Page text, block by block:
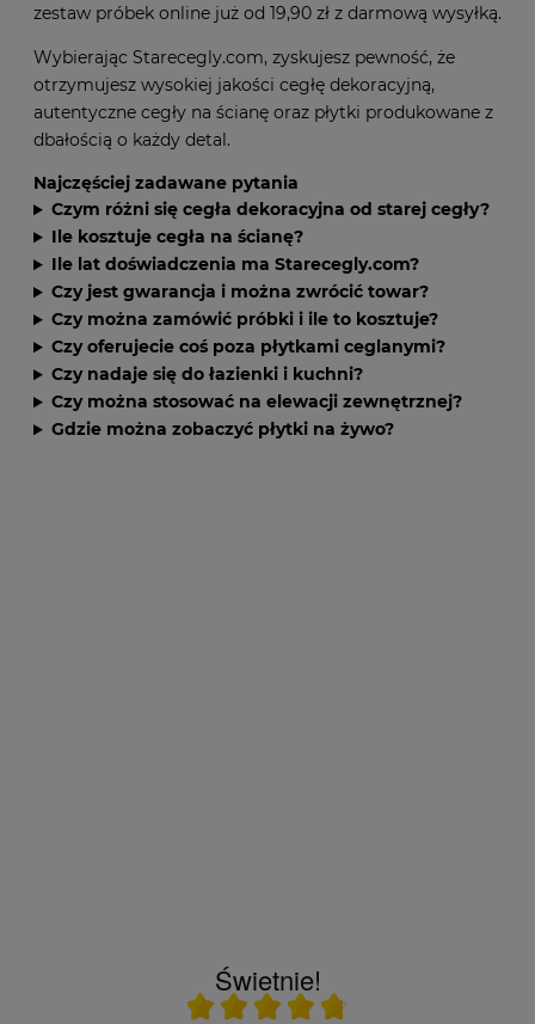
Nie masz możliwości odwiedzenia showroomu? Zamów
zestaw próbek online już od 19,90 zł z darmową wysyłką.
Wybierając Starecegly.com, zyskujesz pewność, że
otrzymujesz wysokiej jakości cegłę dekoracyjną,
autentyczne cegły na ścianę oraz płytki produkowane z
dbałością o każdy detal.
Najczęściej zadawane pytania
Czym różni się cegła dekoracyjna od starej cegły?
Ile kosztuje cegła na ścianę?
Ile lat doświadczenia ma Starecegly.com?
Czy jest gwarancja i można zwrócić towar?
Czy można zamówić próbki i ile to kosztuje?
Czy oferujecie coś poza płytkami ceglanymi?
Czy nadaje się do łazienki i kuchni?
Czy można stosować na elewacji zewnętrznej?
Świetnie!